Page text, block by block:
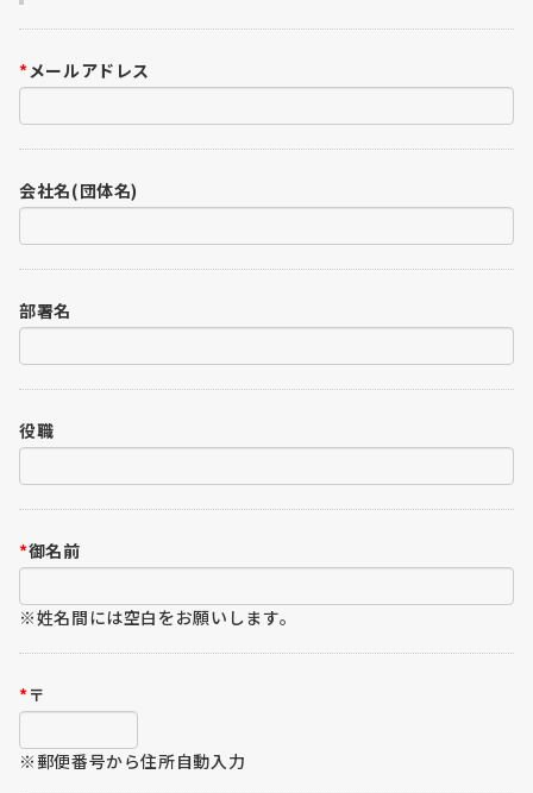
*メールアドレス
会社名(団体名)
部署名
役職
*御名前
※姓名間には空白をお願いします。
*〒
※郵便番号から住所自動入力